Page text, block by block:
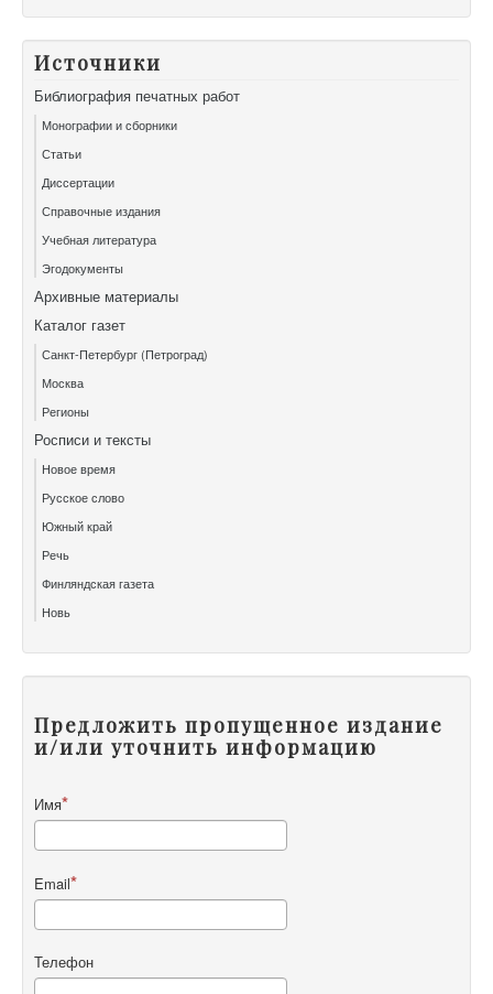
Источники
Библиография печатных работ
Монографии и сборники
Статьи
Диссертации
Справочные издания
Учебная литература
Эгодокументы
Архивные материалы
Каталог газет
Санкт-Петербург (Петроград)
Москва
Регионы
Росписи и тексты
Новое время
Русское слово
Южный край
Речь
Финляндская газета
Новь
Предложить пропущенное издание
и/или уточнить информацию
Имя
Email
Телефон